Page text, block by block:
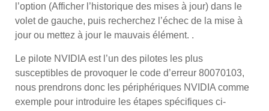
l’option (Afficher l’historique des mises à jour) dans le
volet de gauche, puis recherchez l’échec de la mise à
jour ou mettez à jour le mauvais élément. .
Le pilote NVIDIA est l’un des pilotes les plus
susceptibles de provoquer le code d’erreur 80070103,
nous prendrons donc les périphériques NVIDIA comme
exemple pour introduire les étapes spécifiques ci-